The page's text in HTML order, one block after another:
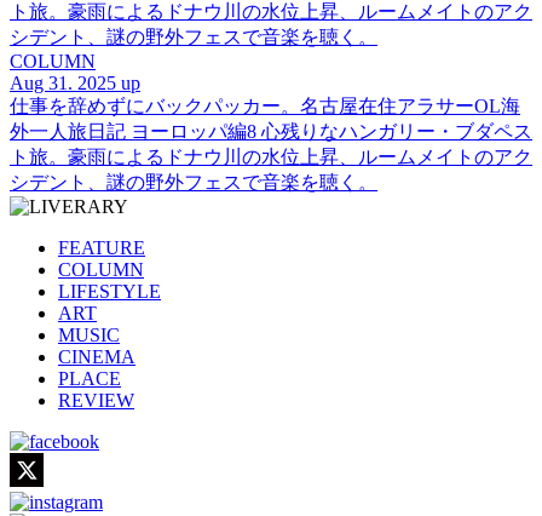
ト旅。豪雨によるドナウ川の水位上昇、ルームメイトのアク
シデント、謎の野外フェスで音楽を聴く。
COLUMN
Aug 31. 2025 up
仕事を辞めずにバックパッカー。名古屋在住アラサーOL海
外一人旅日記 ヨーロッパ編8 心残りなハンガリー・ブダペス
ト旅。豪雨によるドナウ川の水位上昇、ルームメイトのアク
シデント、謎の野外フェスで音楽を聴く。
FEATURE
COLUMN
LIFESTYLE
ART
MUSIC
CINEMA
PLACE
REVIEW